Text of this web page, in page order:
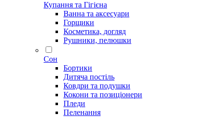
Купання та Гігієна
Ванна та аксесуари
Горщики
Косметика, догляд
Рушники, пелюшки
Сон
Бортики
Дитяча постіль
Ковдри та подушки
Кокони та позиціонери
Пледи
Пеленання